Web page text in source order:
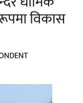
विकास